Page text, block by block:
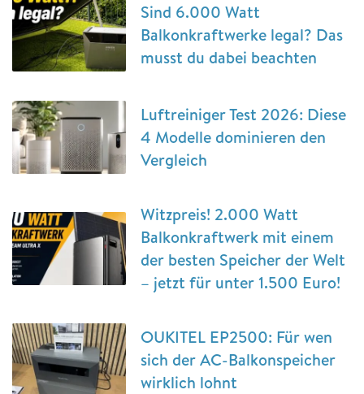
Sind 6.000 Watt
Balkonkraftwerke legal? Das
musst du dabei beachten
Luftreiniger Test 2026: Diese
4 Modelle dominieren den
Vergleich
Witzpreis! 2.000 Watt
Balkonkraftwerk mit einem
der besten Speicher der Welt
– jetzt für unter 1.500 Euro!
OUKITEL EP2500: Für wen
sich der AC-Balkonspeicher
wirklich lohnt